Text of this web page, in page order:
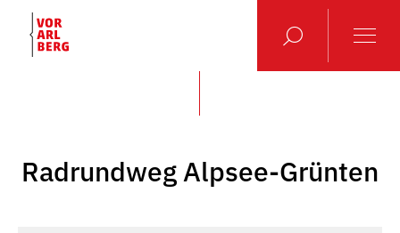
Radrundweg Alpsee-Grünten